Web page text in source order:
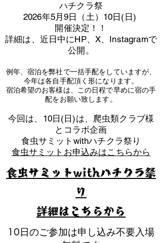
​ハチクラ祭
2026年5月9日（土）10日(日)
​開催決定！！
詳細は、近日中にHP、X、Instagramで
公開。
例年、宿泊を弊社で一括手配をしていますが、
今年は各自手配頂く形になります。
​宿泊希望のお客様は、この日程で早めに宿の手
配をお願い致します。
​今回は、10日(日)は、爬虫類クラブ様
とコラボ企画
​食虫サミットwithハチクラ祭り
食虫サミットお申込みはこちらから
10日のご参加は申し込み不要入場
食虫サミットwithハチクラ祭
り
​詳細はこちらから